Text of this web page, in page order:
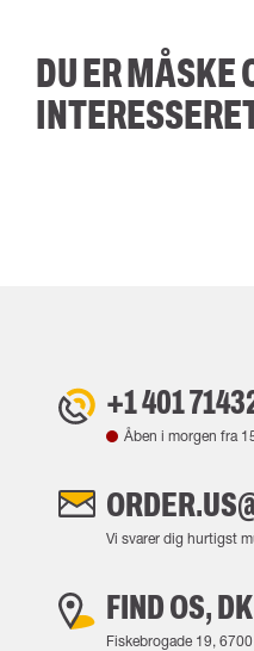
DU ER MÅSKE
+1 401
Åben i morgen fra
Vi svarer dig hurtigst
FIND OS, DK
Fiskebrogade 19,